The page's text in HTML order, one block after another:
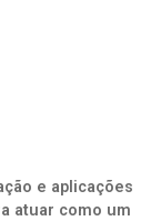
e aplicações
atuar como um